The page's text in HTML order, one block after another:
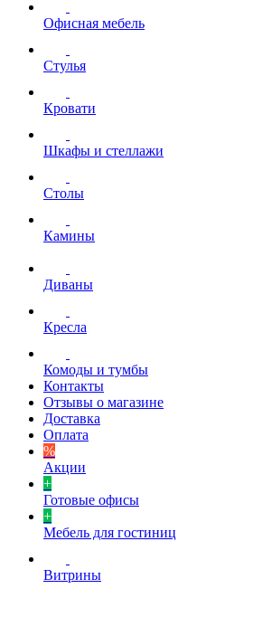
Офисная мебель
Стулья
Кровати
Шкафы и стеллажи
Столы
Камины
Диваны
Кресла
Комоды и тумбы
Контакты
Отзывы о магазине
Доставка
Оплата
%
Акции
+
Готовые офисы
+
Мебель для гостиниц
Витрины